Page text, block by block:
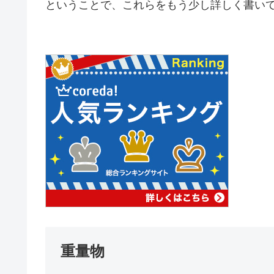
ということで、これらをもう少し詳しく書い
重量物